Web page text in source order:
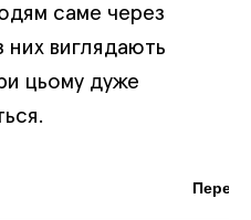
саме через
них виглядають
цьому дуже